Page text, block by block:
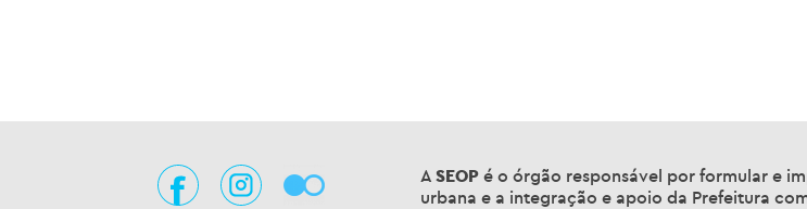
A SEOP é o órgão responsável por formular e
urbana e a integração e apoio da Prefeitura